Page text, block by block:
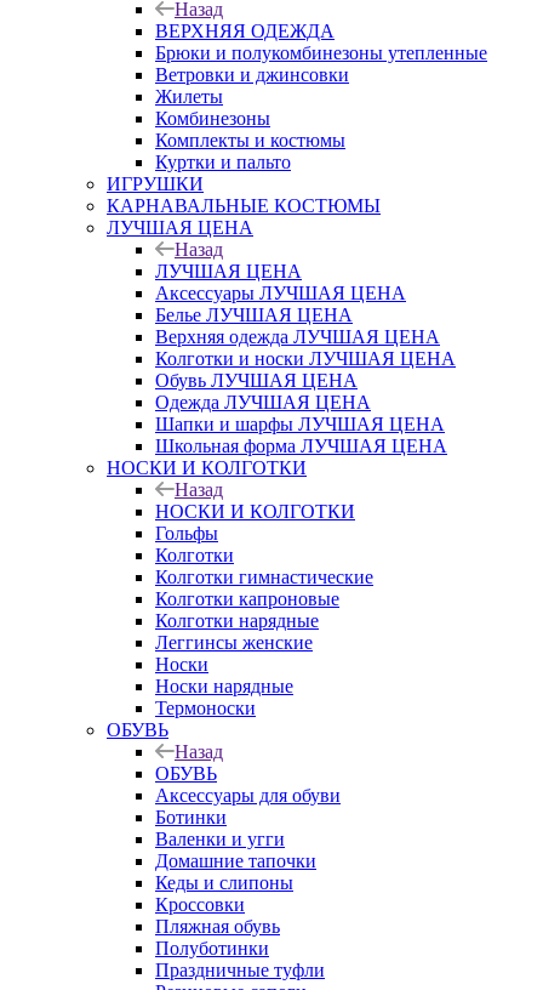
Назад
ВЕРХНЯЯ ОДЕЖДА
Брюки и полукомбинезоны утепленные
Ветровки и джинсовки
Жилеты
Комбинезоны
Комплекты и костюмы
Куртки и пальто
ИГРУШКИ
КАРНАВАЛЬНЫЕ КОСТЮМЫ
ЛУЧШАЯ ЦЕНА
Назад
ЛУЧШАЯ ЦЕНА
Аксессуары ЛУЧШАЯ ЦЕНА
Белье ЛУЧШАЯ ЦЕНА
Верхняя одежда ЛУЧШАЯ ЦЕНА
Колготки и носки ЛУЧШАЯ ЦЕНА
Обувь ЛУЧШАЯ ЦЕНА
Одежда ЛУЧШАЯ ЦЕНА
Шапки и шарфы ЛУЧШАЯ ЦЕНА
Школьная форма ЛУЧШАЯ ЦЕНА
НОСКИ И КОЛГОТКИ
Назад
НОСКИ И КОЛГОТКИ
Гольфы
Колготки
Колготки гимнастические
Колготки капроновые
Колготки нарядные
Леггинсы женские
Носки
Носки нарядные
Термоноски
ОБУВЬ
Назад
ОБУВЬ
Аксессуары для обуви
Ботинки
Валенки и угги
Домашние тапочки
Кеды и слипоны
Кроссовки
Пляжная обувь
Полуботинки
Праздничные туфли